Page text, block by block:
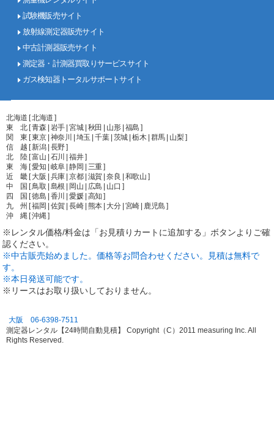
試験機販売サイト
放射線測定器販売サイト
中古計測器販売サイト
測定器・計測器買取りサービスサイト
ガス検知器トータルサポートサイト
北海道 [ 北海道 ]
東 北 [ 青森 | 岩手 | 宮城 | 秋田 | 山形 | 福島 ]
関 東 [ 東京 | 神奈川 | 埼玉 | 千葉 | 茨城 | 栃木 | 群馬 | 山梨 ]
信 越 [ 新潟 | 長野 ]
北 陸 [ 富山 | 石川 | 福井 ]
東 海 [ 愛知 | 岐阜 | 静岡 | 三重 ]
近 畿 [ 大阪 | 兵庫 | 京都 | 滋賀 | 奈良 | 和歌山 ]
中 国 [ 鳥取 | 島根 | 岡山 | 広島 | 山口 ]
四 国 [ 徳島 | 香川 | 愛媛 | 高知 ]
九 州 [ 福岡 | 佐賀 | 長崎 | 熊本 | 大分 | 宮崎 | 鹿児島 ]
沖 縄 [ 沖縄 ]
※レンタル価格/料金は「お見積りカートに追加する」ボタンよりご確
認ください。
※中古販売始めました。価格等お問合わせください。見積は無料で
す。
※本日発送可能です。
※リースはお取り扱いしておりません。
大阪 06-6398-7511
測定器レンタル【24時間自動見積】 Copyright（C）2011 measuring Inc. All
Rights Reserved.